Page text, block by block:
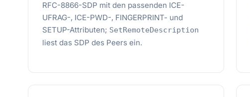
RFC-8866-SDP mit den passenden ICE-
UFRAG-, ICE-PWD-, FINGERPRINT- und
SETUP-Attributen; SetRemoteDescription
liest das SDP des Peers ein.